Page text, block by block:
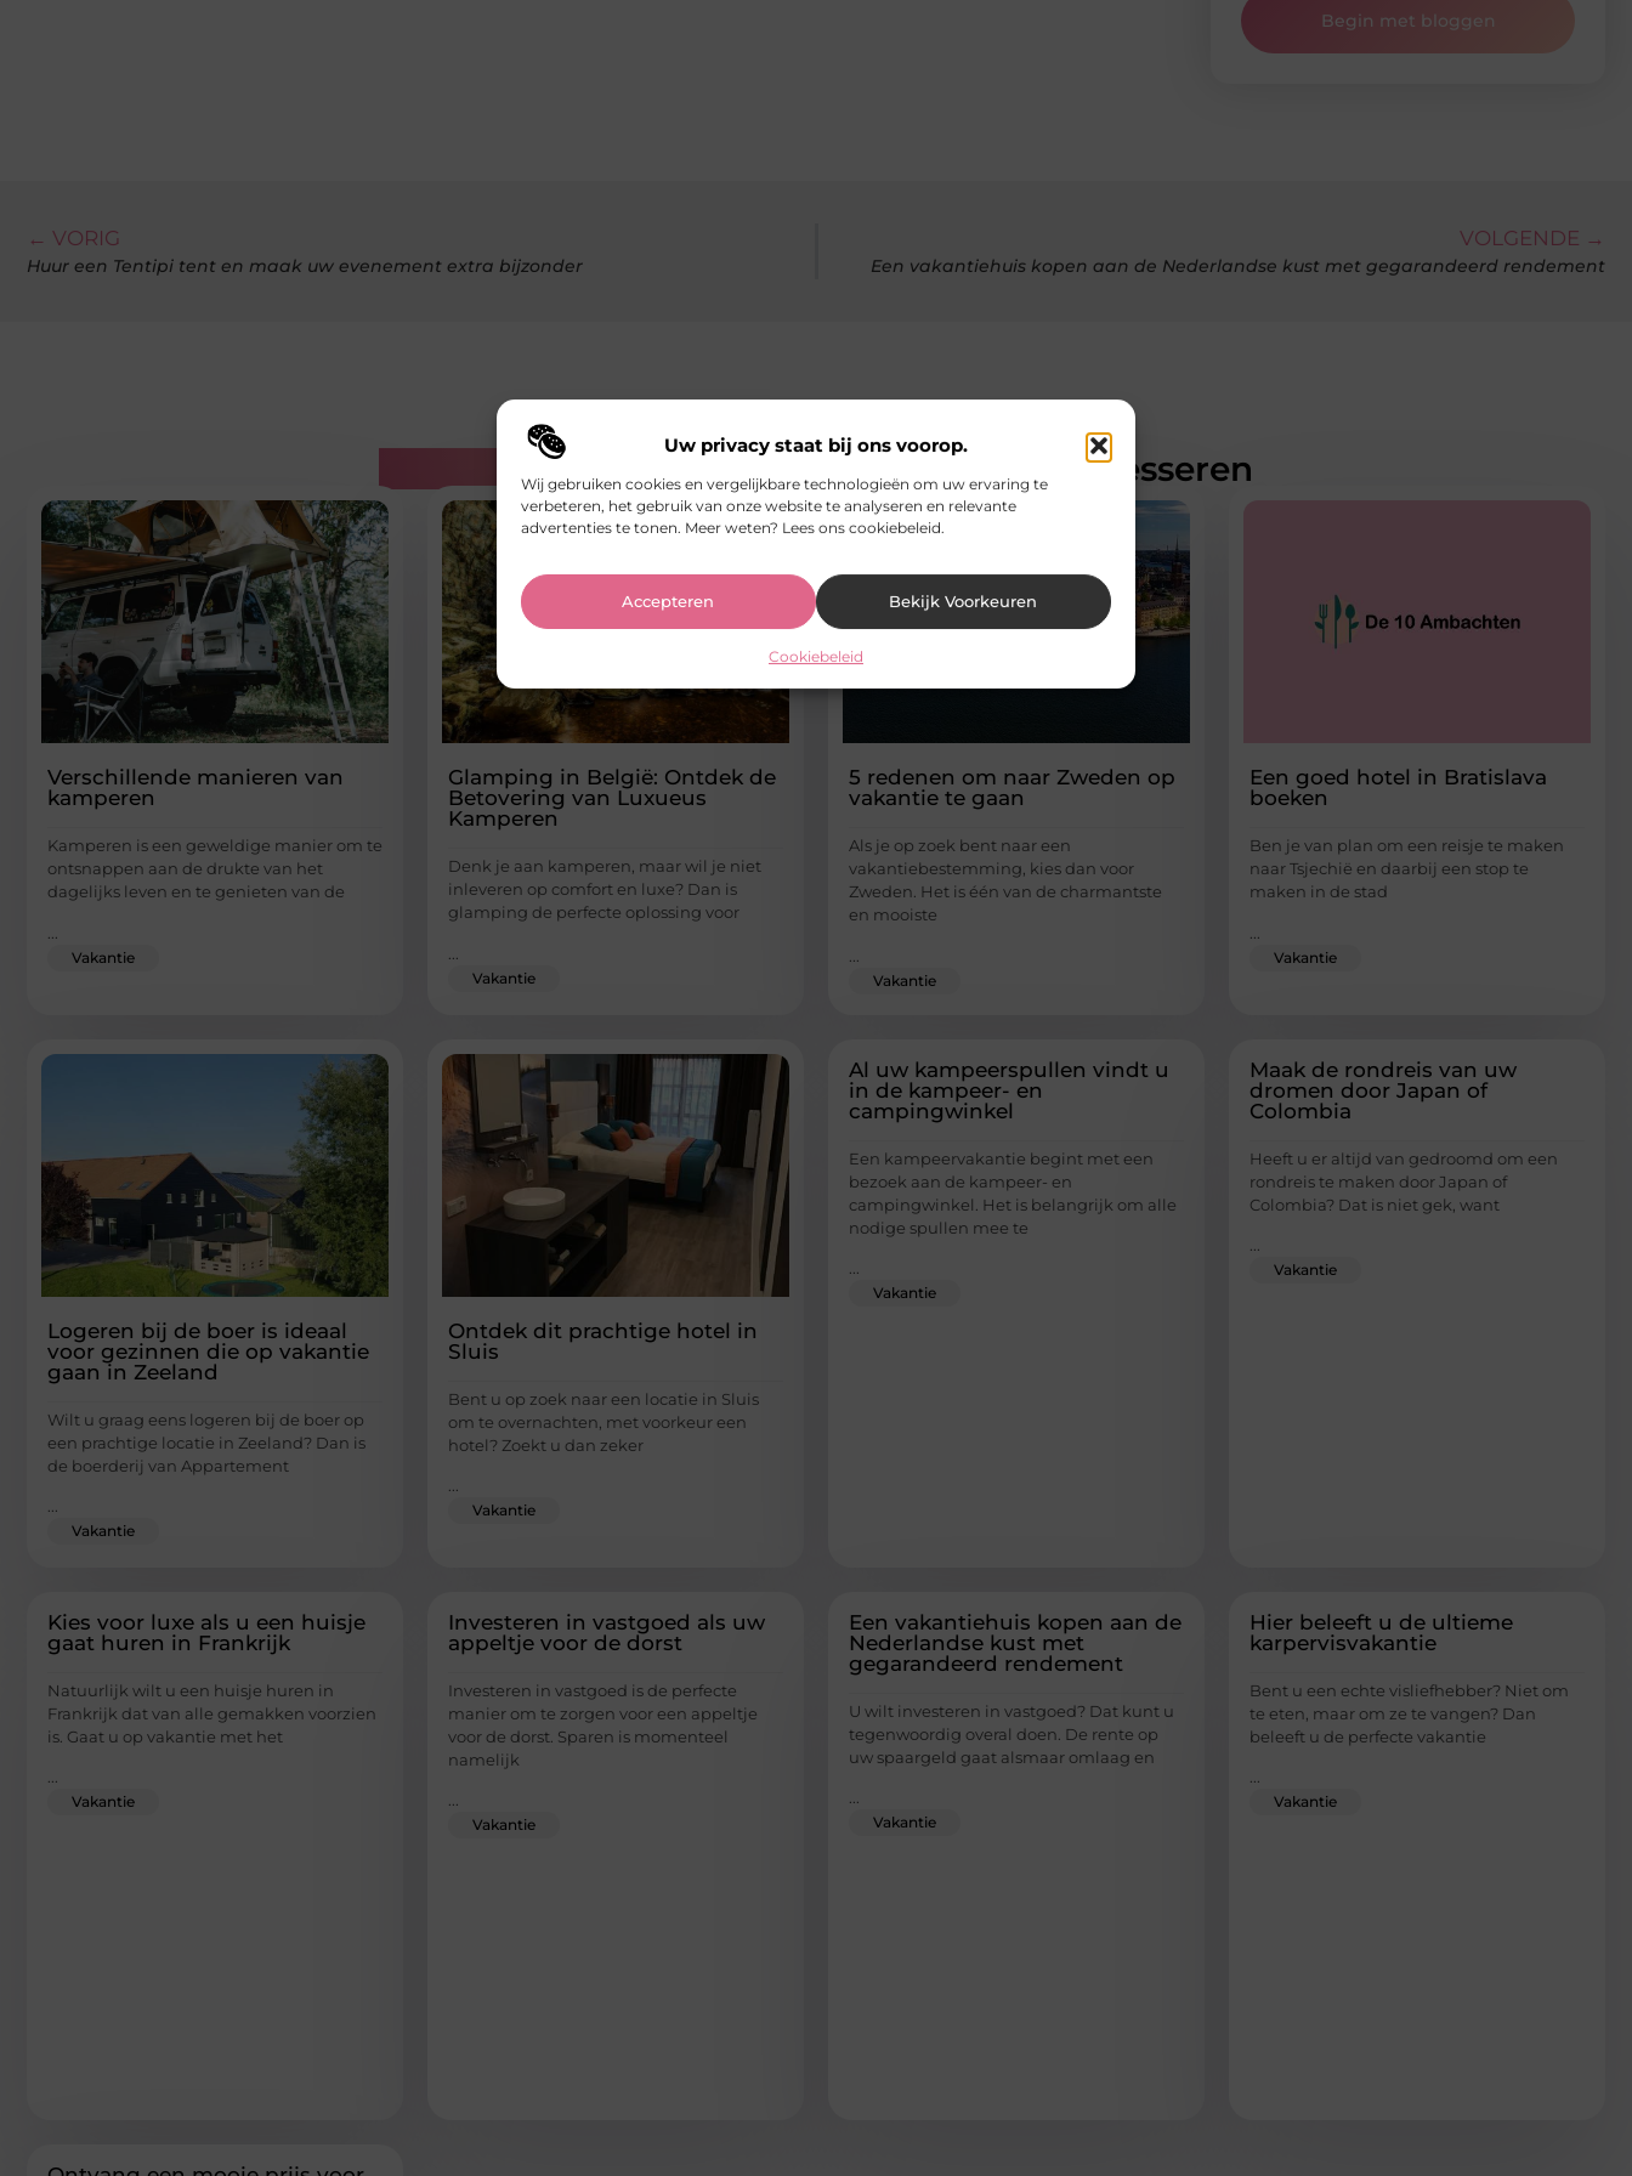
Uw privacy staat bij ons voorop.
Wij gebruiken cookies en vergelijkbare technologieën om uw ervaring te
verbeteren, het gebruik van onze website te analyseren en relevante
advertenties te tonen. Meer weten? Lees ons cookiebeleid.
Accepteren Bekijk Voorkeuren
Cookiebeleid
Begin met bloggen
← VORIG
Huur een Tentipi tent en maak uw evenement extra bijzonder
VOLGENDE →
Een vakantiehuis kopen aan de Nederlandse kust met gegarandeerd rendement
Gerelateerde artikelen die u mogelijk interesseren
Verschillende manieren van
kamperen
Kamperen is een geweldige manier om te
ontsnappen aan de drukte van het
dagelijks leven en te genieten van de
Vakantie
Glamping in België: Ontdek de
Betovering van Luxueus
Kamperen
Denk je aan kamperen, maar wil je niet
inleveren op comfort en luxe? Dan is
glamping de perfecte oplossing voor
Vakantie
5 redenen om naar Zweden op
vakantie te gaan
Als je op zoek bent naar een
vakantiebestemming, kies dan voor
Zweden. Het is één van de charmantste
en mooiste
Vakantie
Een goed hotel in Bratislava
boeken
Ben je van plan om een reisje te maken
naar Tsjechië en daarbij een stop te
maken in de stad
Vakantie
Logeren bij de boer is ideaal
voor gezinnen die op vakantie
gaan in Zeeland
Wilt u graag eens logeren bij de boer op
een prachtige locatie in Zeeland? Dan is
de boerderij van Appartement
Vakantie
Ontdek dit prachtige hotel in
Sluis
Bent u op zoek naar een locatie in Sluis
om te overnachten, met voorkeur een
hotel? Zoekt u dan zeker
Vakantie
Al uw kampeerspullen vindt u
in de kampeer- en
campingwinkel
Een kampeervakantie begint met een
bezoek aan de kampeer- en
campingwinkel. Het is belangrijk om alle
nodige spullen mee te
Vakantie
Maak de rondreis van uw
dromen door Japan of
Colombia
Heeft u er altijd van gedroomd om een
rondreis te maken door Japan of
Colombia? Dat is niet gek, want
Vakantie
Kies voor luxe als u een huisje
gaat huren in Frankrijk
Natuurlijk wilt u een huisje huren in
Frankrijk dat van alle gemakken voorzien
is. Gaat u op vakantie met het
...
Vakantie
Investeren in vastgoed als uw
appeltje voor de dorst
Investeren in vastgoed is de perfecte
manier om te zorgen voor een appeltje
voor de dorst. Sparen is momenteel
namelijk
...
Vakantie
Een vakantiehuis kopen aan de
Nederlandse kust met
gegarandeerd rendement
U wilt investeren in vastgoed? Dat kunt u
tegenwoordig overal doen. De rente op
uw spaargeld gaat alsmaar omlaag en
...
Vakantie
Hier beleeft u de ultieme
karpervisvakantie
Bent u een echte visliefhebber? Niet om
te eten, maar om ze te vangen? Dan
beleeft u de perfecte vakantie
...
Vakantie